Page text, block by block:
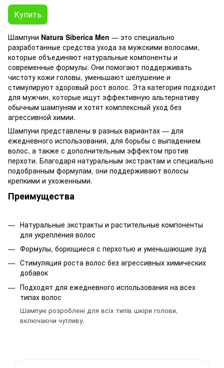
Купить
Шампуни Natura Siberica Men — это специально
разработанные средства ухода за мужскими волосами,
которые объединяют натуральные компоненты и
современные формулы. Они помогают поддерживать
чистоту кожи головы, уменьшают шелушение и
стимулируют здоровый рост волос. Эта категория подходит
для мужчин, которые ищут эффективную альтернативу
обычным шампуням и хотят комплексный уход без
агрессивной химии.
Шампуни представлены в разных вариантах — для
ежедневного использования, для борьбы с выпадением
волос, а также с дополнительным эффектом против
перхоти. Благодаря натуральным экстрактам и специально
подобранным формулам, они поддерживают волосы
крепкими и ухоженными.
Преимущества
Натуральные экстракты и растительные компоненты
для укрепления волос
Формулы, борющиеся с перхотью и уменьшающие зуд
Стимуляция роста волос без агрессивных химических
добавок
Подходят для ежедневного использования на всех
типах волос
Шампуні розроблені для всіх типів шкіри голови,
включаючи чутливу.